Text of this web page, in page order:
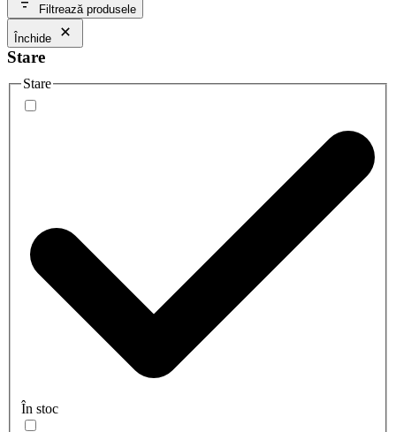
Filtrează produsele
Închide
Stare
Stare
În stoc